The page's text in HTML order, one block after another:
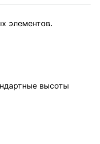
элементов.
высоты